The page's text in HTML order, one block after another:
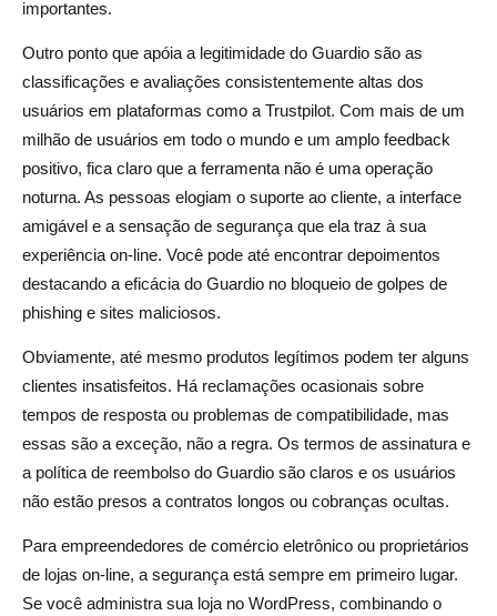
importantes.
Outro ponto que apóia a legitimidade do Guardio são as
classificações e avaliações consistentemente altas dos
usuários em plataformas como a Trustpilot. Com mais de um
milhão de usuários em todo o mundo e um amplo feedback
positivo, fica claro que a ferramenta não é uma operação
noturna. As pessoas elogiam o suporte ao cliente, a interface
amigável e a sensação de segurança que ela traz à sua
experiência on-line. Você pode até encontrar depoimentos
destacando a eficácia do Guardio no bloqueio de golpes de
phishing e sites maliciosos.
Obviamente, até mesmo produtos legítimos podem ter alguns
clientes insatisfeitos. Há reclamações ocasionais sobre
tempos de resposta ou problemas de compatibilidade, mas
essas são a exceção, não a regra. Os termos de assinatura e
a política de reembolso do Guardio são claros e os usuários
não estão presos a contratos longos ou cobranças ocultas.
Para empreendedores de comércio eletrônico ou proprietários
de lojas on-line, a segurança está sempre em primeiro lugar.
Se você administra sua loja no WordPress, combinando o